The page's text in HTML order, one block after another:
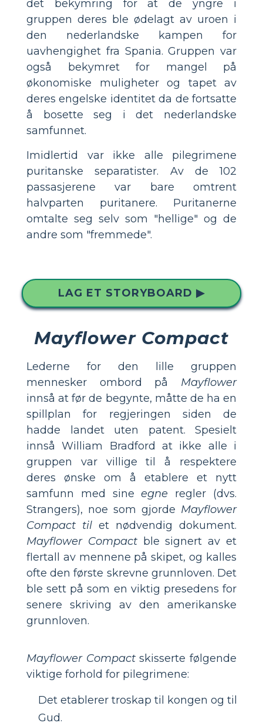
det bekymring for at de yngre i
gruppen deres ble ødelagt av uroen i
den nederlandske kampen for
uavhengighet fra Spania. Gruppen var
også bekymret for mangel på
økonomiske muligheter og tapet av
deres engelske identitet da de fortsatte
å bosette seg i det nederlandske
samfunnet.
Imidlertid var ikke alle pilegrimene
puritanske separatister. Av de 102
passasjerene var bare omtrent
halvparten puritanere. Puritanerne
omtalte seg selv som "hellige" og de
andre som "fremmede".
LAG ET STORYBOARD ▶
Mayflower Compact
Lederne for den lille gruppen
mennesker ombord på Mayflower
innså at før de begynte, måtte de ha en
spillplan for regjeringen siden de
hadde landet uten patent. Spesielt
innså William Bradford at ikke alle i
gruppen var villige til å respektere
deres ønske om å etablere et nytt
samfunn med sineegne regler (dvs.
Strangers), noe som gjorde Mayflower
Compact til et nødvendig dokument.
Mayflower Compactble signert av et
flertall av mennene på skipet, og kalles
ofte den første skrevne grunnloven. Det
ble sett på som en viktig presedens for
senere skriving av den amerikanske
grunnloven.
Mayflower Compactskisserte følgende
viktige forhold for pilegrimene:
Det etablerer troskap til kongen og til
Gud.